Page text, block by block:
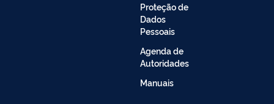
Proteção de
Dados
Pessoais
Agenda de
Autoridades
Manuais